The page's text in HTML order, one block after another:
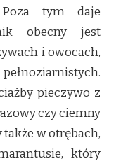
Poza tym daje
obecny jest
i owocach,
pieczywo z
czy ciemny
w otrębach,
który